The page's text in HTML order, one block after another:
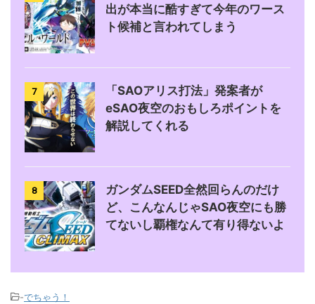
出が本当に酷すぎて今年のワース
ト候補と言われてしまう
7
「SAOアリス打法」発案者が
eSAO夜空のおもしろポイントを
解説してくれる
8
ガンダムSEED全然回らんのだけ
ど、こんなんじゃSAO夜空にも勝
てないし覇権なんて有り得ないよ
-でちゃう！